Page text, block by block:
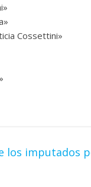
Cossettini»
los imputados